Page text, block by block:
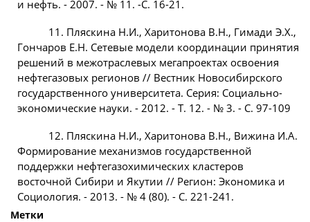
и нефть. - 2007. - № 11. -С. 16-21.
11. Пляскина Н.И., Харитонова В.Н., Гимади Э.Х.,
Гончаров Е.Н. Сетевые модели координации принятия
решений в межотраслевых мегапроектах освоения
нефтегазовых регионов // Вестник Новосибирского
государственного университета. Серия: Социально-
экономические науки. - 2012. - Т. 12. - № 3. - С. 97-109
12. Пляскина Н.И., Харитонова В.Н., Вижина И.А.
Формирование механизмов государственной
поддержки нефтегазохимических кластеров
восточной Сибири и Якутии // Регион: Экономика и
Социология. - 2013. - № 4 (80). - С. 221-241.
Метки